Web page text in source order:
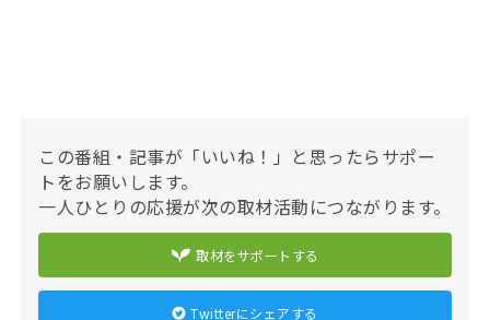
この番組・記事が「いいね！」と思ったらサポー
トをお願いします。
一人ひとりの応援が次の取材活動につながります。
取材をサポートする
Twitterにシェアする